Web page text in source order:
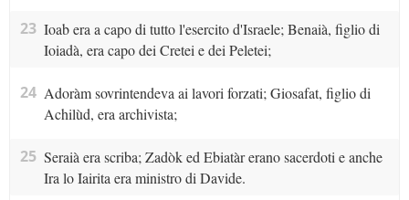
23 Ioab era a capo di tutto l'esercito d'Israele; Benaià, figlio di
Ioiadà, era capo dei Cretei e dei Peletei;
24 Adoràm sovrintendeva ai lavori forzati; Giosafat, figlio di
Achilùd, era archivista;
25 Seraià era scriba; Zadòk ed Ebiatàr erano sacerdoti e anche
Ira lo Iairita era ministro di Davide.